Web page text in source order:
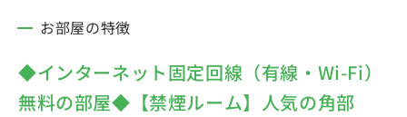
お部屋の特徴
◆インターネット固定回線（有線・Wi-Fi）
無料の部屋◆【禁煙ルーム】人気の角部